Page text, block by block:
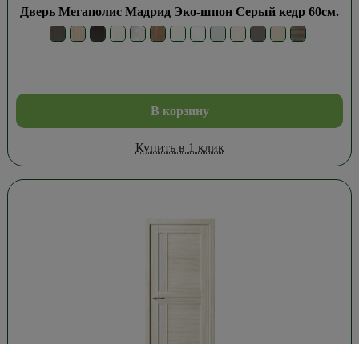
Дверь Мегаполис Мадрид Эко-шпон Серый кедр 60см.
В корзину
Купить в 1 клик